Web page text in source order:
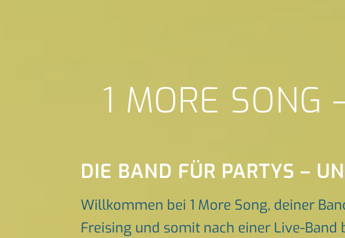
1 MORE SONG
DIE BAND FÜR PARTYS –
Willkommen bei 1 More Song, deiner
Freising und somit nach einer Live-